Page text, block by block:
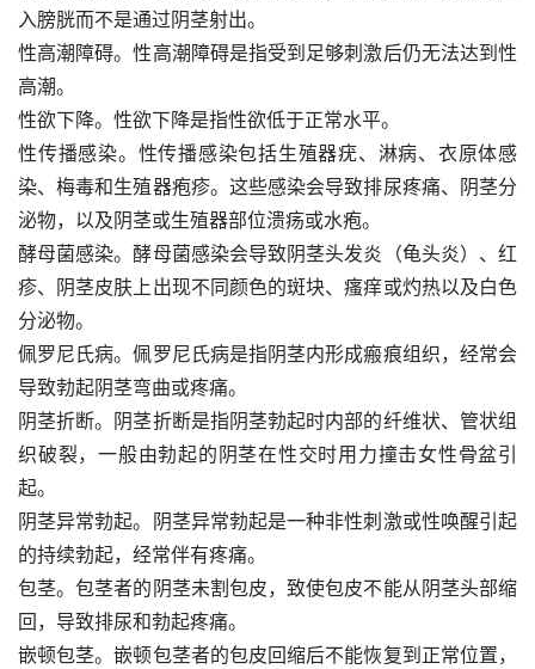
入膀胱而不是通过阴茎射出。
性高潮障碍。性高潮障碍是指受到足够刺激后仍无法达到性
高潮。
性欲下降。性欲下降是指性欲低于正常水平。
性传播感染。性传播感染包括生殖器疣、淋病、衣原体感
染、梅毒和生殖器疱疹。这些感染会导致排尿疼痛、阴茎分
泌物，以及阴茎或生殖器部位溃疡或水疱。
酵母菌感染。酵母菌感染会导致阴茎头发炎（龟头炎）、红
疹、阴茎皮肤上出现不同颜色的斑块、瘙痒或灼热以及白色
分泌物。
佩罗尼氏病。佩罗尼氏病是指阴茎内形成瘢痕组织，经常会
导致勃起阴茎弯曲或疼痛。
阴茎折断。阴茎折断是指阴茎勃起时内部的纤维状、管状组
织破裂，一般由勃起的阴茎在性交时用力撞击女性骨盆引
起。
阴茎异常勃起。阴茎异常勃起是一种非性刺激或性唤醒引起
的持续勃起，经常伴有疼痛。
包茎。包茎者的阴茎未割包皮，致使包皮不能从阴茎头部缩
回，导致排尿和勃起疼痛。
嵌顿包茎。嵌顿包茎者的包皮回缩后不能恢复到正常位置，